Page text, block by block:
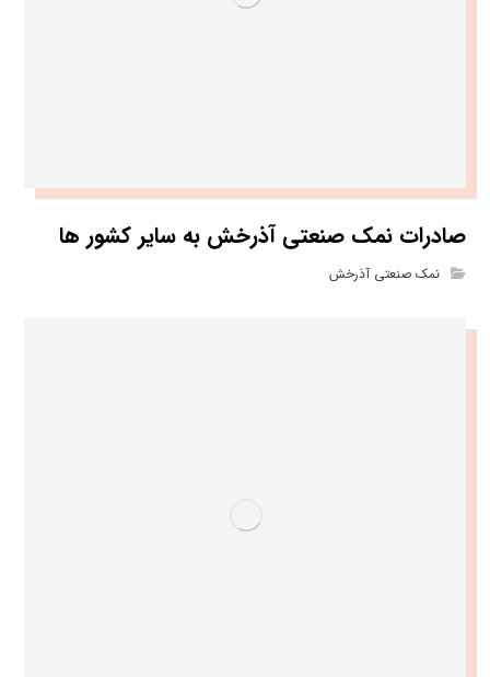
صادرات نمک صنعتی آذرخش به سایر کشور ها
نمک صنعتی آذرخش